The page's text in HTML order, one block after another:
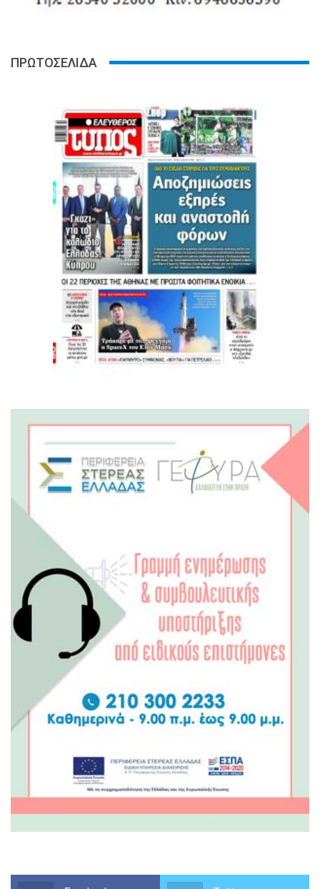
ΠΡΩΤΟΣΕΛΙΔΑ